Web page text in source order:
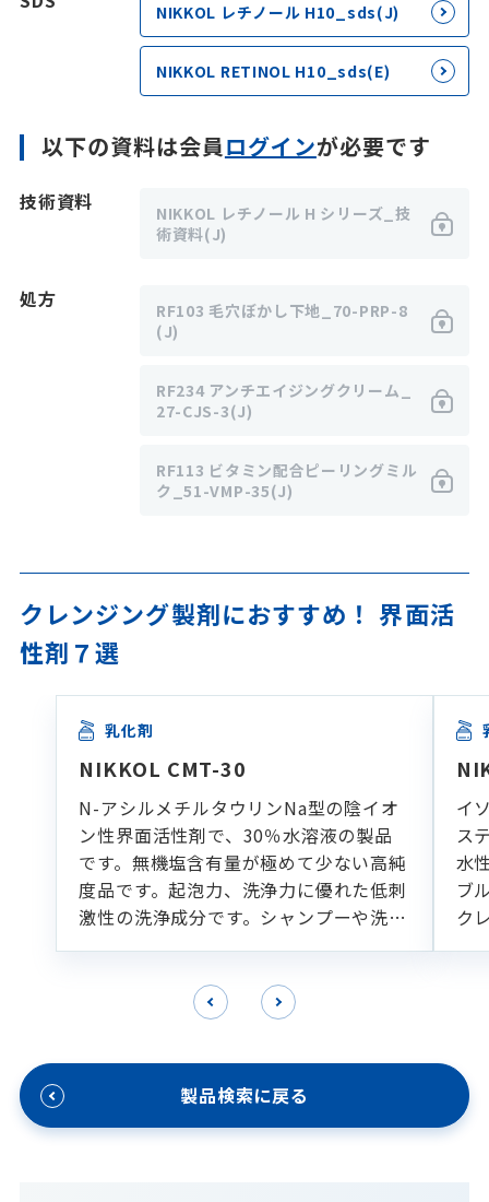
NIKKOL レチノール H10_sds(J)
NIKKOL RETINOL H10_sds(E)
以下の資料は会員ログインが必要です
技術資料
NIKKOL レチノール H シリーズ_技
術資料(J)
処方
RF103 毛穴ぼかし下地_70-PRP-8
(J)
RF234 アンチエイジングクリーム_
27-CJS-3(J)
RF113 ビタミン配合ピーリングミル
ク_51-VMP-35(J)
クレンジング製剤におすすめ！ 界面活
性剤７選
乳化剤
NIKKOL CMT-30
N-アシルメチルタウリンNa型の陰イオ
ン性界面活性剤で、30％水溶液の製品
です。無機塩含有量が極めて少ない高純
度品です。起泡力、洗浄力に優れた低刺
激性の洗浄成分です。シャンプーや洗顔
フォームなどの各種洗浄製剤に適してい
イ
ス
水
ブ
ク
製品検索に戻る